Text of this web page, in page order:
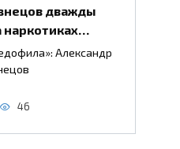
дважды
наркотиках…
Александр
46